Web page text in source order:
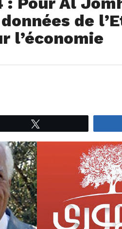
de
l’économie